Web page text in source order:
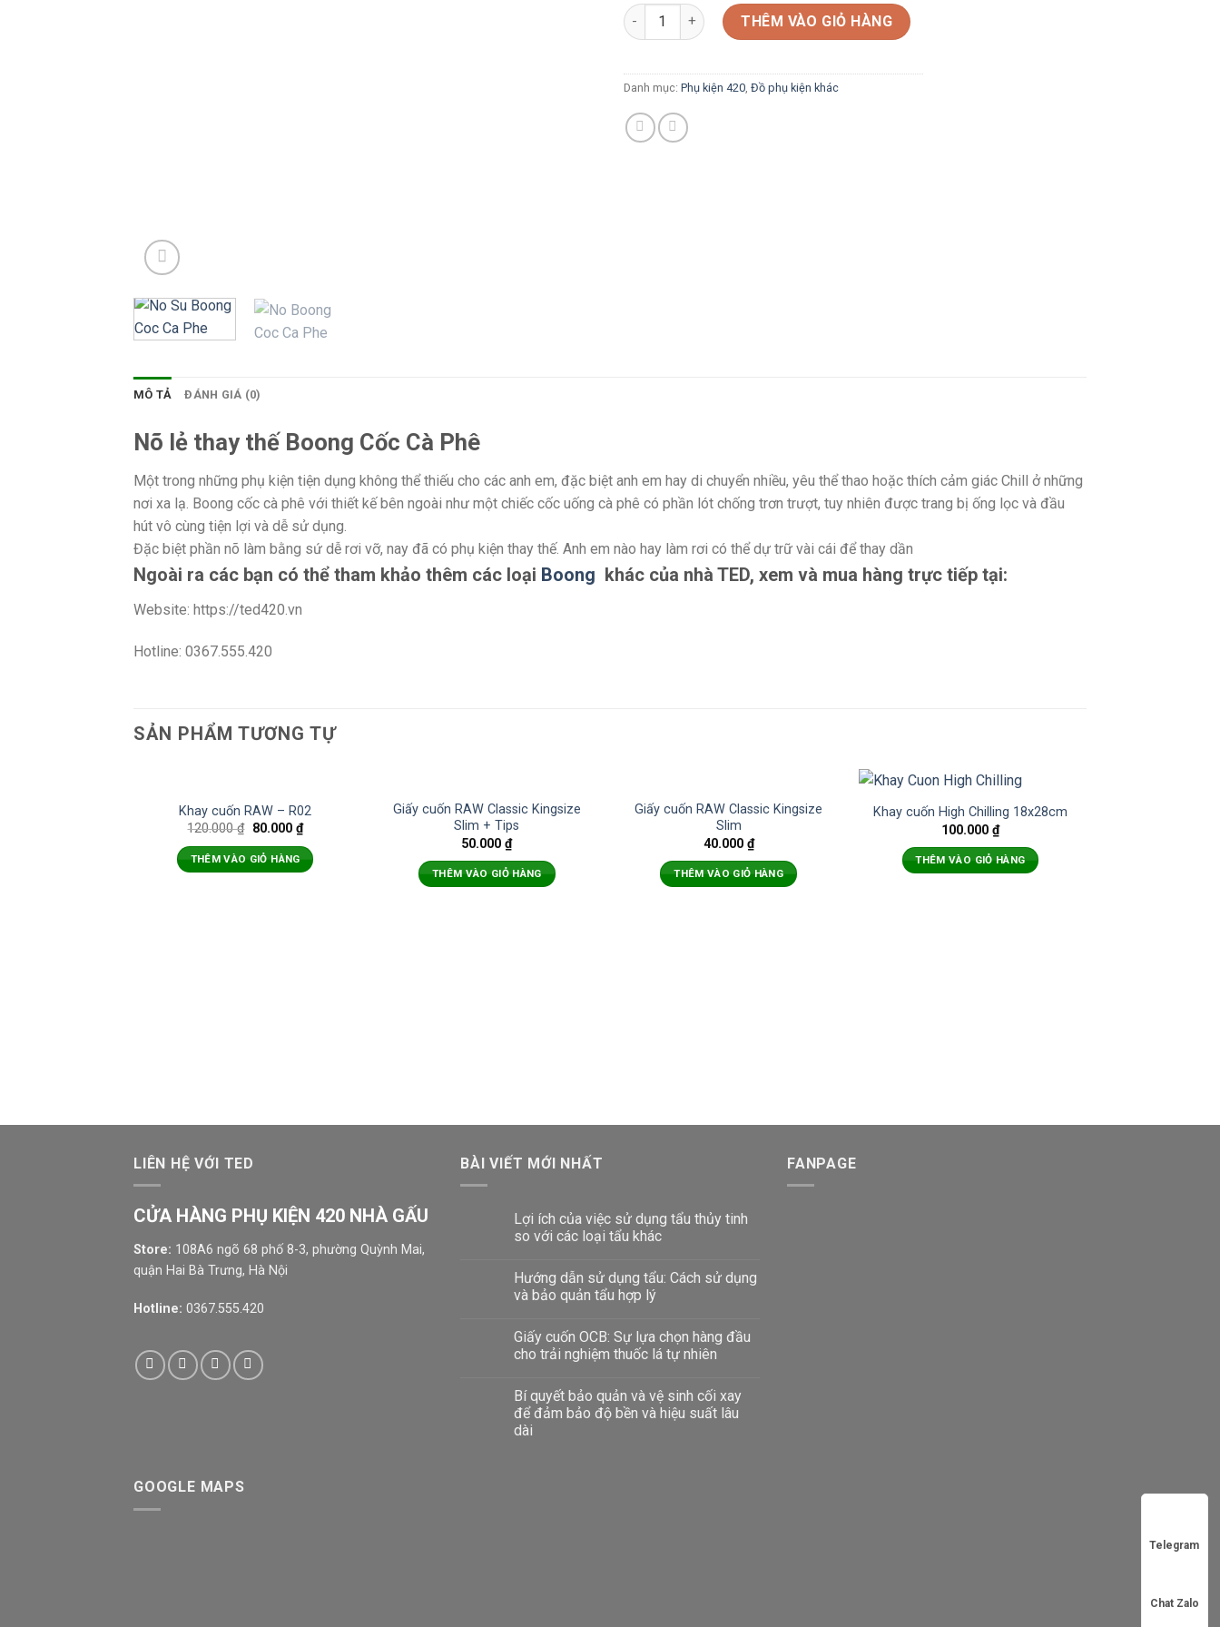
Nõ Sứ Boong Cốc Cà Phê số lượng
THÊM VÀO GIỎ HÀNG
Danh mục: Phụ kiện 420 Đồ phụ kiện khác
MÔ TẢ ĐÁNH GIÁ (0)
Nõ lẻ thay thế Boong Cốc Cà Phê
Một trong những phụ kiện tiện dụng không thể thiếu cho các anh em, đặc biệt anh em hay di chuyển nhiều, yêu thể thao hoặc thích cảm giác Chill ở những
nơi xa lạ. Boong cốc cà phê với thiết kế bên ngoài như một chiếc cốc uống cà phê có phần lót chống trơn trượt, tuy nhiên được trang bị ống lọc và đầu
hút vô cùng tiện lợi và dễ sử dụng.
Đặc biệt phần nõ làm bằng sứ dễ rơi vỡ, nay đã có phụ kiện thay thế. Anh em nào hay làm rơi có thể dự trữ vài cái để thay dần
Ngoài ra các bạn có thể tham khảo thêm các loại Boong khác của nhà TED, xem và mua hàng trực tiếp tại:
Website: https://ted420.vn
Hotline: 0367.555.420
SẢN PHẨM TƯƠNG TỰ
Khay cuốn RAW – R02
120.000₫ 80.000 ₫
THÊM VÀO GIỎ HÀNG
Giấy cuốn RAW Classic Kingsize
Slim + Tips
50.000₫
THÊM VÀO GIỎ HÀNG
Giấy cuốn RAW Classic Kingsize
Slim
40.000 ₫
THÊM VÀO GIỎ HÀNG
Khay cuốn High Chilling 18x28cm
100.000 ₫
THÊM VÀO GIỎ HÀNG
LIÊN HỆ VỚI TED
CỬA HÀNG PHỤ KIỆN 420 NHÀ GẤU
Store: 108A6 ngõ 68 phố 8-3, phường Quỳnh Mai,
quận Hai Bà Trưng, Hà Nội
Hotline: 0367.555.420
BÀI VIẾT MỚI NHẤT
Lợi ích của việc sử dụng tẩu thủy tinh
so với các loại tẩu khác
Hướng dẫn sử dụng tẩu: Cách sử dụng
và bảo quản tẩu hợp lý
Giấy cuốn OCB: Sự lựa chọn hàng đầu
cho trải nghiệm thuốc lá tự nhiên
Bí quyết bảo quản và vệ sinh cối xay
để đảm bảo độ bền và hiệu suất lâu
dài
FANPAGE
GOOGLE MAPS
Telegram
Chat Zalo